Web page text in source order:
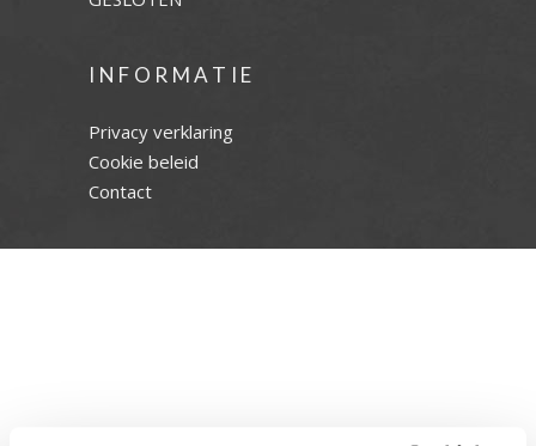
INFORMATIE
Privacy verklaring
Cookie beleid
Contact